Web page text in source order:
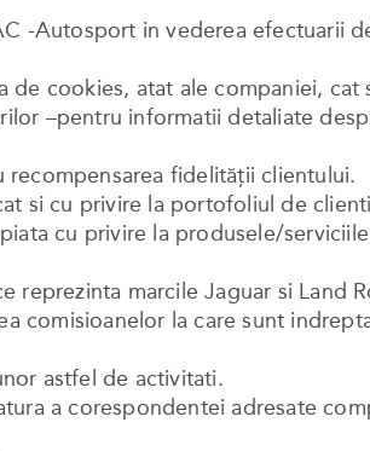
-Autosport in vederea efectuarii
de cookies, atat ale companiei, cat
–pentru informatii detaliate
fidelităţii clientului.
si cu privire la portofoliul de
cu privire la produsele/
reprezinta marcile Jaguar si Land
comisioanelor la care sunt
astfel de activitati.
a corespondentei adresate